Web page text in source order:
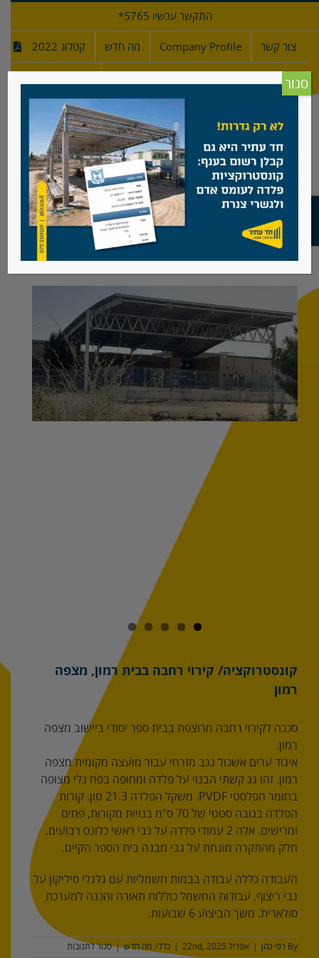
התקשר עכשיו 5765*
צור קשר Company Profile מה חדש קטלוג 2022
קונסטרוקציה/ קירוי רחבה בבית רמון, מצפה
רמון
בתמונה
מוגדלת
קונסטרוקציה/ קירוי רחבה בבית רמון, מצפה
רמון
סככה לקירוי רחבה מרוצפת בבית ספר יסודי ביישוב מצפה
רמון.
איגוד ערים אשכול נגב מזרחי עבור מועצה מקומית מצפה
רמון. זהו גג קשתי הבנוי על פלדה ומחופה בפח גלי מצופה
בחומר הפלסטי PVDF. משקל הפלדה 21.3 טון. קורות
הפלדה בגובה סטטי של 70 ס"מ בנויות מקורות, פחים
ומרישים. אלה 2 עמודי פלדה על גבי ראשי כלונס רבועים.
חלק מהתקרה מונחת על גבי מבנה בית הספר הקיים.
העבודה כללה עבודה בבמות חשמליות עם גלגלי סיליקון על
גבי ריצוף. עבודות החשמל כוללות תאורה והכנה למערכת
סולארית. משך הביצוע 6 שבועות.
By רפי כהן אפריל 22nd, 2025 כללי, מה חדש | סגור לתגובותעל
סגור